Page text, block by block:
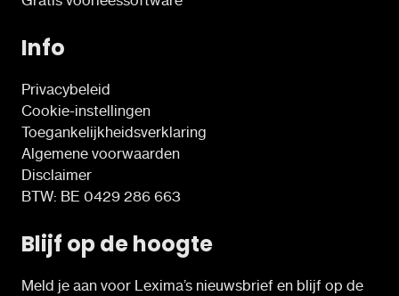
Info
Privacybeleid
Cookie-instellingen
Toegankelijkheidsverklaring
Algemene voorwaarden
Disclaimer
BTW: BE 0429 286 663
Blijf op de hoogte
Meld je aan voor Lexima’s nieuwsbrief en blijf op de